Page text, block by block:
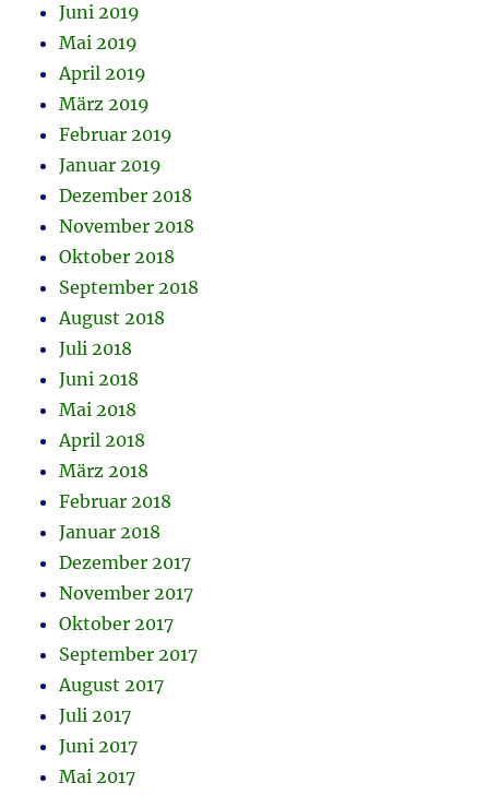
Juni 2019
Mai 2019
April 2019
März 2019
Februar 2019
Januar 2019
Dezember 2018
November 2018
Oktober 2018
September 2018
August 2018
Juli 2018
Juni 2018
Mai 2018
April 2018
März 2018
Februar 2018
Januar 2018
Dezember 2017
November 2017
Oktober 2017
September 2017
August 2017
Juli 2017
Juni 2017
Mai 2017